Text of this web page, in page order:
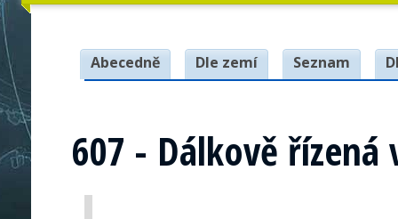
Abecedně Dle zemí Seznam
607 - Dálkově řízená